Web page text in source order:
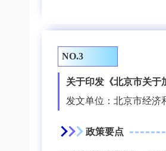
NO.3
关于印发《北京市关于
发文单位：北京市经济
政策要点